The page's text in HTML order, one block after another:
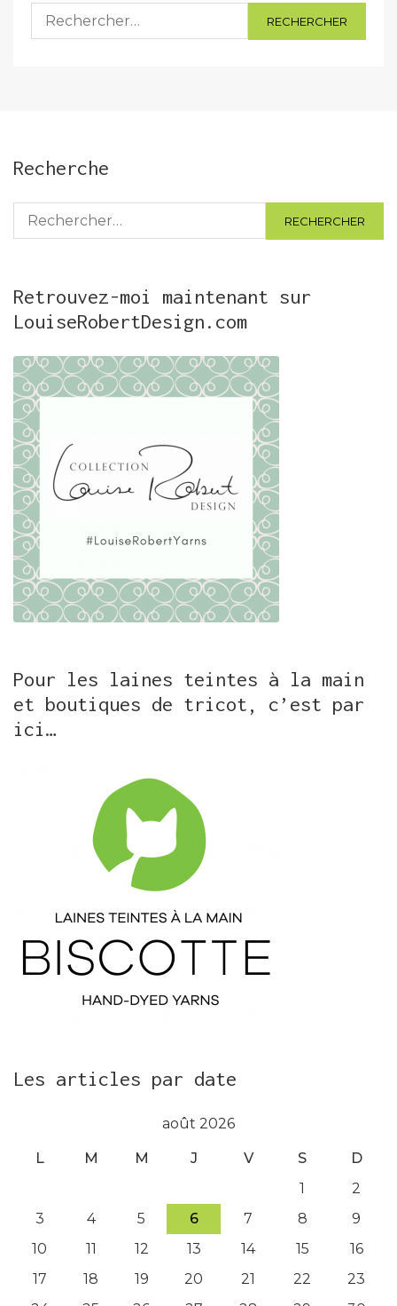
Rechercher :
Recherche
Rechercher :
Retrouvez-moi maintenant sur
LouiseRobertDesign.com
Pour les laines teintes à la main
et boutiques de tricot, c’est par
ici…
Les articles par date
août 2026
L M M J V S
D
1
2
3
4 5 6 7 8
9
10
11 12 13 14 15
16
17
18 19 20 21 22
23